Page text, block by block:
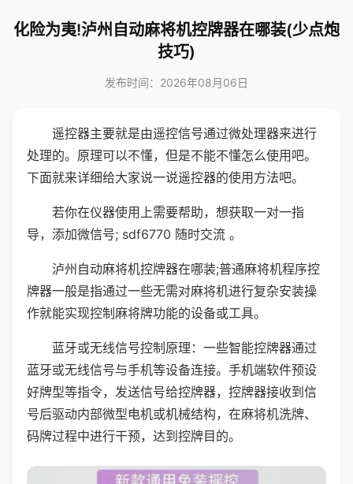
化险为夷!泸州自动麻将机控牌器在哪装(少点炮
技巧)
发布时间：2026年08月06日
遥控器主要就是由遥控信号通过微处理器来进行
处理的。原理可以不懂，但是不能不懂怎么使用吧。
下面就来详细给大家说一说遥控器的使用方法吧。
若你在仪器使用上需要帮助，想获取一对一指
导，添加微信号; sdf6770 随时交流 。
泸州自动麻将机控牌器在哪装;普通麻将机程序控
牌器一般是指通过一些无需对麻将机进行复杂安装操
作就能实现控制麻将牌功能的设备或工具。
蓝牙或无线信号控制原理：一些智能控牌器通过
蓝牙或无线信号与手机等设备连接。手机端软件预设
好牌型等指令，发送信号给控牌器，控牌器接收到信
号后驱动内部微型电机或机械结构，在麻将机洗牌、
码牌过程中进行干预，达到控牌目的。